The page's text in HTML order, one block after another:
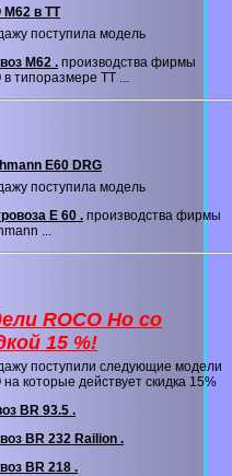
M62 в ТТ
поступила модель
М62 . производства фирмы
в типоразмере ТТ ...
E60 DRG
поступила модель
E 60 . производства фирмы
...
ROCO Ho со
15 %!
поступили следующие модели
на которые действует скидка 15%
BR 93.5 .
BR 232 Railion .
BR 218 .